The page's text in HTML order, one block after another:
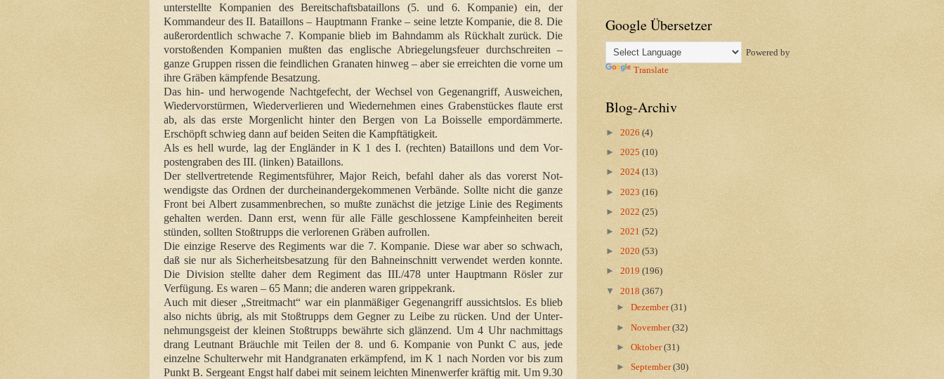
unterstellte Kompanien des Bereitschaftsbataillons (5. und 6. Kompanie) ein, der
Kommandeur des II. Bataillons – Hauptmann Franke – seine letzte Kompanie, die 8. Die
außerordentlich schwache 7. Kompanie blieb im Bahndamm als Rückhalt zurück. Die
vorstoßenden Kompanien mußten das englische Abriegelungsfeuer durchschreiten –
ganze Gruppen rissen die feindlichen Granaten hinweg – aber sie erreichten die vorne um
ihre Gräben kämpfende Besatzung.
Das hin- und herwogende Nachtgefecht, der Wechsel von Gegenangriff, Ausweichen,
Wiedervorstürmen, Wiederverlieren und Wiedernehmen eines Grabenstückes flaute erst
ab, als das erste Morgenlicht hinter den Bergen von La Boisselle empordämmerte.
Erschöpft schwieg dann auf beiden Seiten die Kampftätigkeit.
Als es hell wurde, lag der Engländer in K 1 des I. (rechten) Bataillons und dem Vor-
postengraben des III. (linken) Bataillons.
Der stellvertretende Regimentsführer, Major Reich, befahl daher als das vorerst Not-
wendigste das Ordnen der durcheinandergekommenen Verbände. Sollte nicht die ganze
Front bei Albert zusammenbrechen, so mußte zunächst die jetzige Linie des Regiments
gehalten werden. Dann erst, wenn für alle Fälle geschlossene Kampfeinheiten bereit
stünden, sollten Stoßtrupps die verlorenen Gräben aufrollen.
Die einzige Reserve des Regiments war die 7. Kompanie. Diese war aber so schwach,
daß sie nur als Sicherheitsbesatzung für den Bahneinschnitt verwendet werden konnte.
Die Division stellte daher dem Regiment das III./478 unter Hauptmann Rösler zur
Verfügung. Es waren – 65 Mann; die anderen waren grippekrank.
Auch mit dieser „Streitmacht“ war ein planmäßiger Gegenangriff aussichtslos. Es blieb
also nichts übrig, als mit Stoßtrupps dem Gegner zu Leibe zu rücken. Und der Unter-
nehmungsgeist der kleinen Stoßtrupps bewährte sich glänzend. Um 4 Uhr nachmittags
drang Leutnant Bräuchle mit Teilen der 8. und 6. Kompanie von Punkt C aus, jede
einzelne Schulterwehr mit Handgranaten erkämpfend, im K 1 nach Norden vor bis zum
Punkt B. Sergeant Engst half dabei mit seinem leichten Minenwerfer kräftig mit. Um 9.30
Google Übersetzer
Powered by
Translate
Blog-Archiv
► 2026 (4)
► 2025 (10)
► 2024 (13)
► 2023 (16)
► 2022 (25)
► 2021 (52)
► 2020 (53)
► 2019 (196)
▼ 2018 (367)
►Dezember(31)
►November(32)
►Oktober(31)
►September(30)